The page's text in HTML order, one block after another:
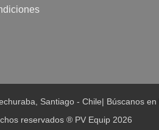
Santiago - Chile| Búscanos
reservados ® PV Equip 2026